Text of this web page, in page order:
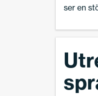
ser en